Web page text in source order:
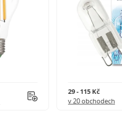
29 - 115 Kč
v 20 obchodech